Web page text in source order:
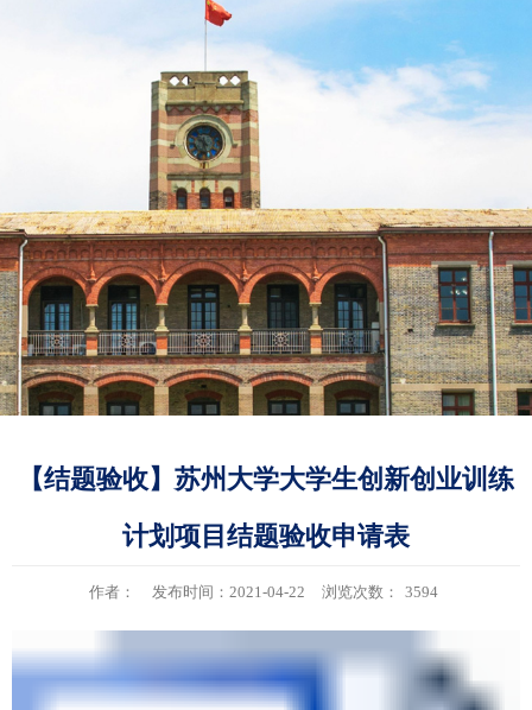
【结题验收】苏州大学大学生创新创业训练
计划项目结题验收申请表
作者： 发布时间：2021-04-22 浏览次数： 3594